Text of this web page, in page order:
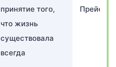
принятие того,
что жизнь
существовала
всегда
Прейер